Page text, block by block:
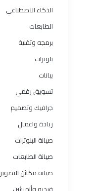
الذكاء الاصطناعي
الطابعات
برمجه وتقنية
بلوترات
بيانات
تسويق رقمي
جرافيك وتصميم
ريادة واعمال
صيانة البلوترات
صيانة الطابعات
صيانة مكائن التصوير